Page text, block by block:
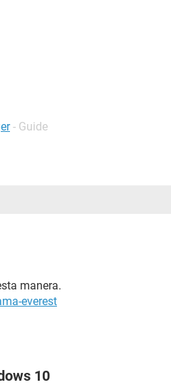
- Guide
manera.
everest
10